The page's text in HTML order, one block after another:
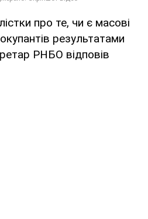
про те, чи є масові
результатами
РНБО відповів